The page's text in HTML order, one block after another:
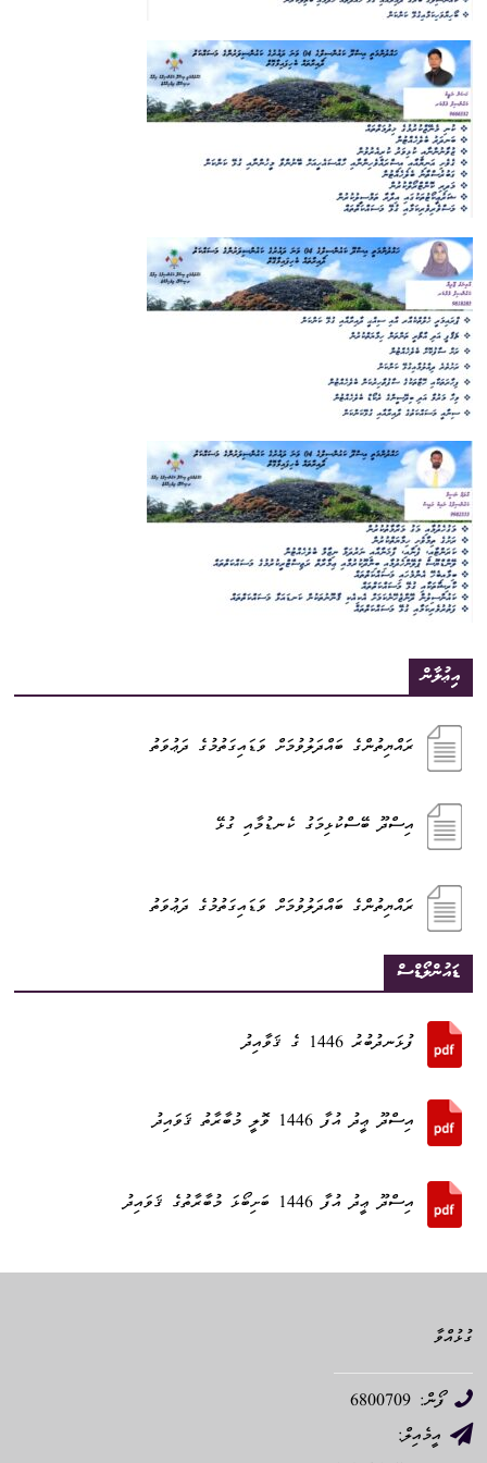
އިޢުލާން
ރައްޔިތުންގެ ބައްދަލުވުމަށް ވަޑައިގަތުމުގެ ދަޢުވަތު
އިސްދޫ ބޭސްކުޅިމަގު ކެނޑުމާއި ގުޅޭ
ރައްޔިތުންގެ ބައްދަލުވުމަށް ވަޑައިގަތުމުގެ ދަޢުވަތު
ޑައުންލޯޑްސް
ފުޅަނދުބުރު 1446 ގެ ޤަވާއިދު
އިސްދޫ ޢީދު އުފާ 1446 ވޮލީ މުބާރާތު ޤަވައިދު
އިސްދޫ ޢީދު އުފާ 1446 ބަށިބޯޅަ މުބާރާތުގެ ޤަވައިދު
ގުޅުއްވާ
ފޯން: 6800709
އީމެއިލް: